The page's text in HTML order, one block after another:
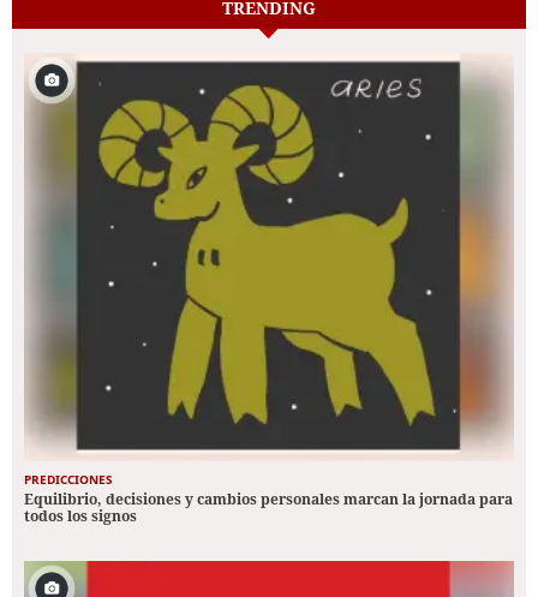
TRENDING
PREDICCIONES
Equilibrio, decisiones y cambios personales marcan la jornada para
todos los signos